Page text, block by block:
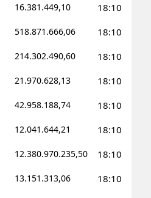
16.381.449,10 18:10
518.871.666,06 18:10
214.302.490,60 18:10
21.970.628,13 18:10
42.958.188,74 18:10
12.041.644,21 18:10
12.380.970.235,50 18:10
13.151.313,06 18:10